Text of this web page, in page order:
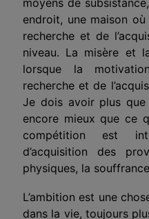
endroit, une maison
recherche et de
niveau. La misère et
lorsque la
recherche et de
Je dois avoir plus
encore mieux que ce
compétition est
d’acquisition des
physiques, la
L’ambition est une
dans la vie, toujours